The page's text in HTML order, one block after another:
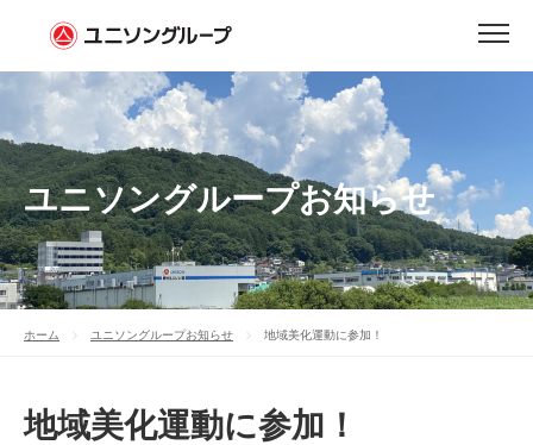
ユニソングループお知らせ
ホーム ユニソングループお知らせ 地域美化運動に参加！
地域美化運動に参加！